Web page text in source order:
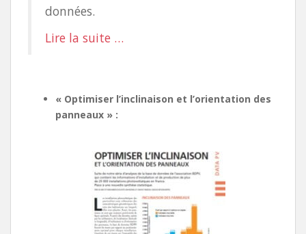
données.
Lire la suite …
« Optimiser l’inclinaison et l’orientation des
panneaux » :